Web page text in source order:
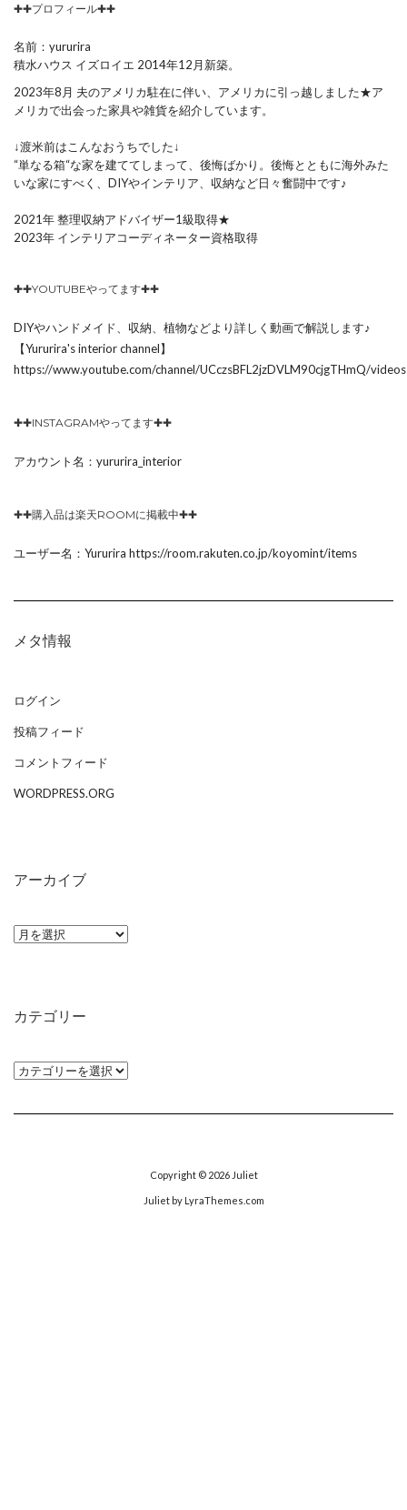
✚✚プロフィール✚✚
名前：yururira
積水ハウス イズロイエ 2014年12月新築。
2023年8月 夫のアメリカ駐在に伴い、アメリカに引っ越しました★ア
メリカで出会った家具や雑貨を紹介しています。
↓渡米前はこんなおうちでした↓
“単なる箱“な家を建ててしまって、後悔ばかり。後悔とともに海外みた
いな家にすべく、DIYやインテリア、収納など日々奮闘中です♪
2021年 整理収納アドバイザー1級取得★
2023年 インテリアコーディネーター資格取得
✚✚YOUTUBEやってます✚✚
DIYやハンドメイド、収納、植物などより詳しく動画で解説します♪
【Yururira's interior channel】
https://www.youtube.com/channel/UCczsBFL2jzDVLM90cjgTHmQ/videos
✚✚INSTAGRAMやってます✚✚
アカウント名：yururira_interior
✚✚購入品は楽天ROOMに掲載中✚✚
ユーザー名：Yururira https://room.rakuten.co.jp/koyomint/items
メタ情報
ログイン
投稿フィード
コメントフィード
WORDPRESS.ORG
アーカイブ
ア
ブ
カテゴリー
カ
ゴ
Copyright © 2026 Juliet
Julietby LyraThemes.com